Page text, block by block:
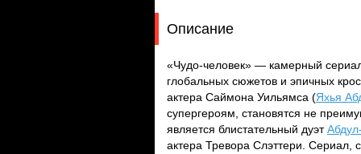
Описание
«Чудо-человек» — камерный
глобальных сюжетов и эпичных
актера Саймона Уильямса (Яхья
супергероям, становятся не
является блистательный дуэт
актера Тревора Слэттери. Сериал,